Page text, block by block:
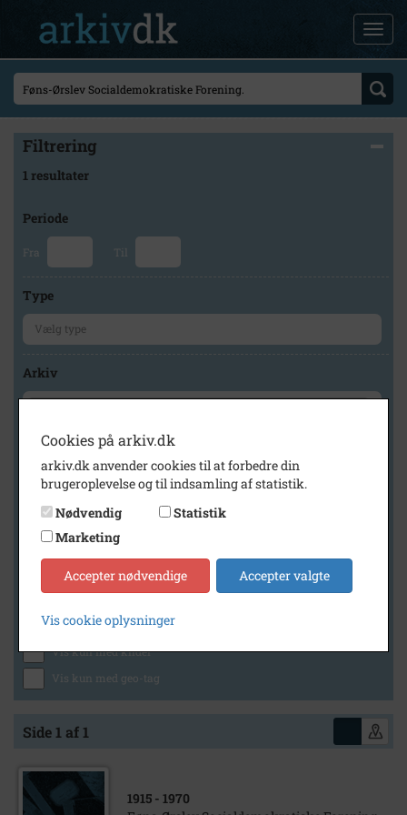
Filtrering
1 resultater
Periode
Fra Til
Type
Arkiv
Geografi
Generelt
Vis kun med billeder
Vis kun med lydklip
Vis kun med kilder
Vis kun med geo-tag
Side 1 af 1
1915 - 1970
Cookies på arkiv.dk
arkiv.dk anvender cookies til at forbedre din
brugeroplevelse og til indsamling af statistik.
Nødvendig
Statistik
Marketing
Accepter nødvendige Accepter valgte
Vis cookie oplysninger